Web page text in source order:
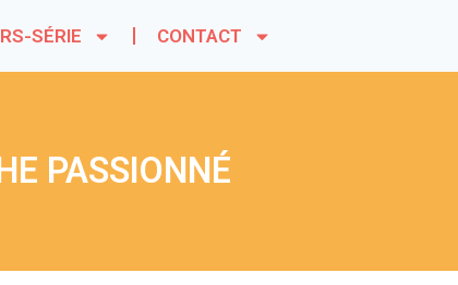
SÉRIE CONTACT
PASSIONNÉ